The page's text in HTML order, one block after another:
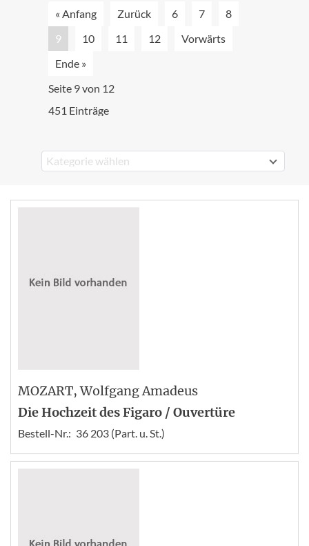
« Anfang Zurück 6 7
8
9
10 11 12
Vorwärts
Ende »
Seite 9 von 12
451 Einträge
Kategorie wählen
MOZART, Wolfgang Amadeus
Die Hochzeit des Figaro / Ouvertüre
Bestell-Nr.: 36 203 (Part. u. St.)